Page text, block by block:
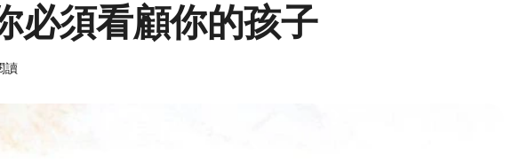
必須看顧你的孩子
讀